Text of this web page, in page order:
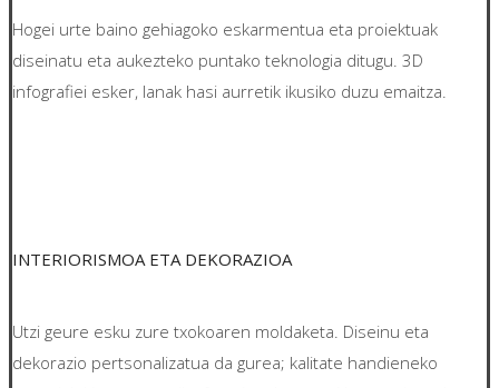
Hogei urte baino gehiagoko eskarmentua eta proiektuak
diseinatu eta aukezteko puntako teknologia ditugu. 3D
infografiei esker, lanak hasi aurretik ikusiko duzu emaitza.
INTERIORISMOA ETA DEKORAZIOA
Utzi geure esku zure txokoaren moldaketa. Diseinu eta
dekorazio pertsonalizatua da gurea; kalitate handieneko